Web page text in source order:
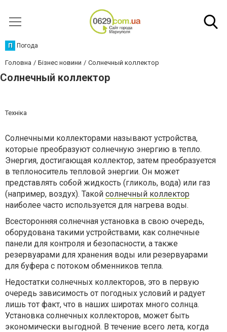
П Погода
Головна Бізнес новини Солнечный коллектор
Солнечный коллектор
Техніка
Солнечными коллекторами называют устройства,
которые преобразуют солнечную энергию в тепло.
Энергия, достигающая коллектор, затем преобразуется
в теплоноситель тепловой энергии. Он может
представлять собой жидкость (гликоль, вода) или газ
(например, воздух). Такой солнечный коллектор
наиболее часто используется для нагрева воды.
Всесторонняя солнечная установка в свою очередь,
оборудована такими устройствами, как солнечные
панели для контроля и безопасности, а также
резервуарами для хранения воды или резервуарами
для буфера с потоком обменников тепла.
Недостатки солнечных коллекторов, это в первую
очередь зависимость от погодных условий и радует
лишь тот факт, что в наших широтах много солнца.
Установка солнечных коллекторов, может быть
экономически выгодной. В течение всего лета, когда